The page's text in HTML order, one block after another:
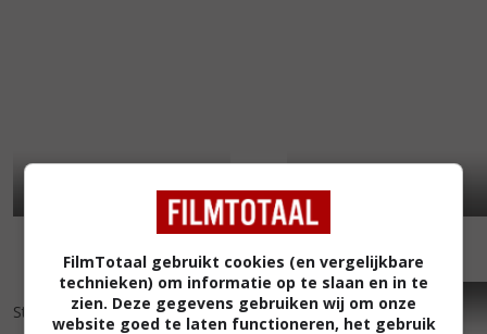
7,0
State of Play (2009) 4,8
Still Waiting... (2009)
FilmTotaal gebruikt cookies (en vergelijkbare
technieken) om informatie op te slaan en in te
zien. Deze gegevens gebruiken wij om onze
website goed te laten functioneren, het gebruik